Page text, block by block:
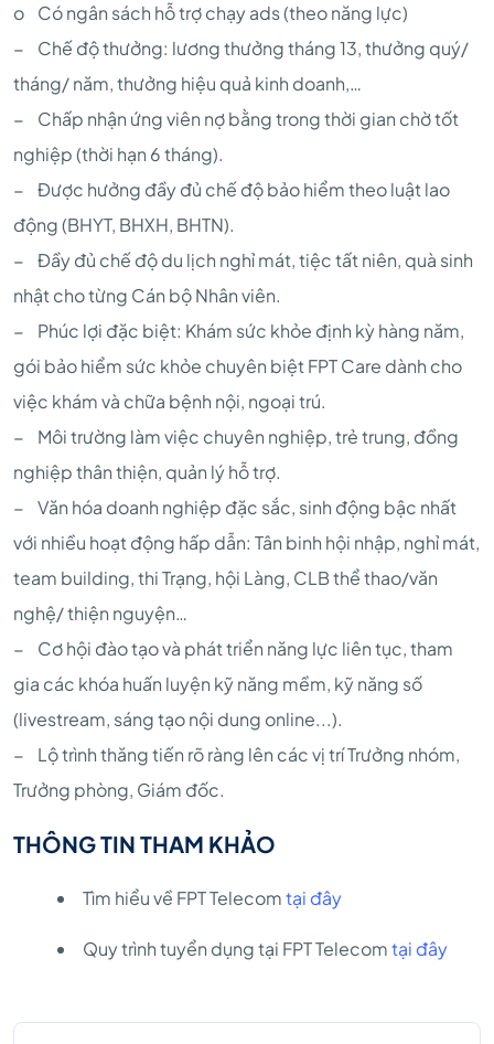
o Có ngân sách hỗ trợ chạy ads (theo năng lực)
− Chế độ thưởng: lương thưởng tháng 13, thưởng quý/
tháng/ năm, thưởng hiệu quả kinh doanh,…
− Chấp nhận ứng viên nợ bằng trong thời gian chờ tốt
nghiệp (thời hạn 6 tháng).
− Được hưởng đầy đủ chế độ bảo hiểm theo luật lao
động (BHYT, BHXH, BHTN).
− Đầy đủ chế độ du lịch nghỉ mát, tiệc tất niên, quà sinh
nhật cho từng Cán bộ Nhân viên.
− Phúc lợi đặc biệt: Khám sức khỏe định kỳ hàng năm,
gói bảo hiểm sức khỏe chuyên biệt FPT Care dành cho
việc khám và chữa bệnh nội, ngoại trú.
− Môi trường làm việc chuyên nghiệp, trẻ trung, đồng
nghiệp thân thiện, quản lý hỗ trợ.
− Văn hóa doanh nghiệp đặc sắc, sinh động bậc nhất
với nhiều hoạt động hấp dẫn: Tân binh hội nhập, nghỉ mát,
team building, thi Trạng, hội Làng, CLB thể thao/văn
nghệ/ thiện nguyện…
− Cơ hội đào tạo và phát triển năng lực liên tục, tham
gia các khóa huấn luyện kỹ năng mềm, kỹ năng số
(livestream, sáng tạo nội dung online...).
− Lộ trình thăng tiến rõ ràng lên các vị trí Trưởng nhóm,
Trưởng phòng, Giám đốc.
THÔNG TIN THAM KHẢO
Tìm hiểu về FPT Telecomtại đây
Quy trình tuyển dụng tại FPT Telecomtại đây